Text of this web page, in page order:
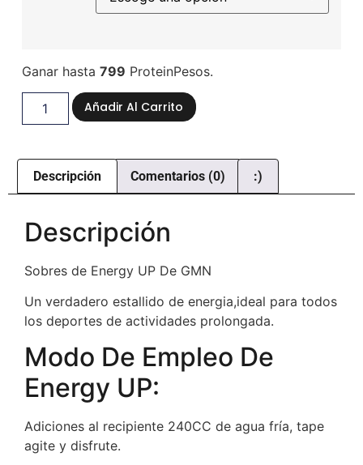
Ganar hasta 799 ProteinPesos.
Añadir Al Carrito
Descripción Comentarios (0) :)
Descripción
Sobres de Energy UP De GMN
Un verdadero estallido de energia,ideal para todos
los deportes de actividades prolongada.
Modo De Empleo De
Energy UP:
Adiciones al recipiente 240CC de agua fría, tape
agite y disfrute.